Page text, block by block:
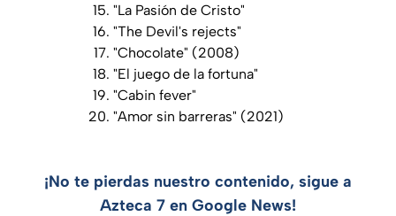
"La Pasión de Cristo"
"The Devil's rejects"
"Chocolate" (2008)
"El juego de la fortuna"
"Cabin fever"
"Amor sin barreras" (2021)
¡No te pierdas nuestro contenido, sigue a
Azteca 7 en Google News!